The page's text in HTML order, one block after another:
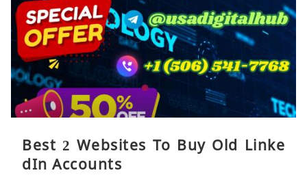
Best 2 Websites To Buy Old Linke
dIn Accounts